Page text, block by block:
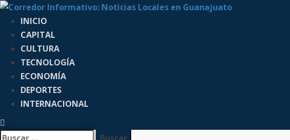
INICIO
CAPITAL
CULTURA
TECNOLOGÍA
ECONOMÍA
DEPORTES
INTERNACIONAL